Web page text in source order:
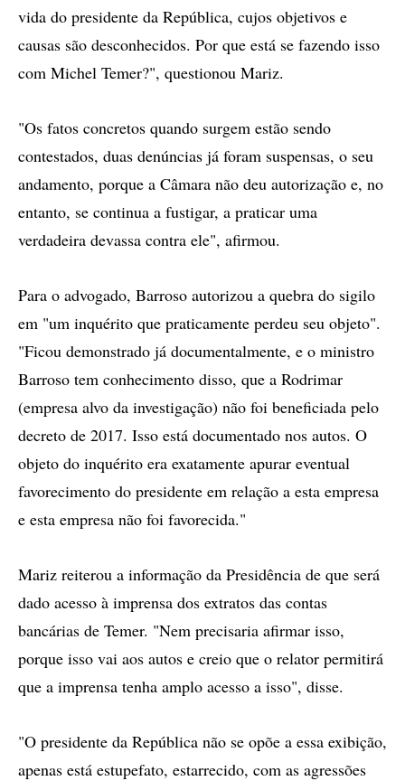
vida do presidente da República, cujos objetivos e
causas são desconhecidos. Por que está se fazendo isso
com Michel Temer?", questionou Mariz.
"Os fatos concretos quando surgem estão sendo
contestados, duas denúncias já foram suspensas, o seu
andamento, porque a Câmara não deu autorização e, no
entanto, se continua a fustigar, a praticar uma
verdadeira devassa contra ele", afirmou.
Para o advogado, Barroso autorizou a quebra do sigilo
em "um inquérito que praticamente perdeu seu objeto".
"Ficou demonstrado já documentalmente, e o ministro
Barroso tem conhecimento disso, que a Rodrimar
(empresa alvo da investigação) não foi beneficiada pelo
decreto de 2017. Isso está documentado nos autos. O
objeto do inquérito era exatamente apurar eventual
favorecimento do presidente em relação a esta empresa
e esta empresa não foi favorecida."
Mariz reiterou a informação da Presidência de que será
dado acesso à imprensa dos extratos das contas
bancárias de Temer. "Nem precisaria afirmar isso,
porque isso vai aos autos e creio que o relator permitirá
que a imprensa tenha amplo acesso a isso", disse.
"O presidente da República não se opõe a essa exibição,
apenas está estupefato, estarrecido, com as agressões